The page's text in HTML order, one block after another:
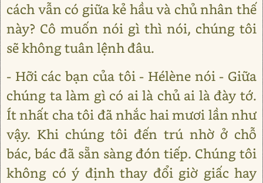
cách vẫn có giữa kẻ hầu và chủ nhân thế
này? Cô muốn nói gì thì nói, chúng tôi
sẽ không tuân lệnh đâu.
- Hỡi các bạn của tôi - Hélène nói - Giữa
chúng ta làm gì có ai là chủ ai là đày tớ.
Ít nhất cha tôi đã nhắc hai mươi lần như
vậy. Khi chúng tôi đến trú nhờ ở chỗ
bác, bác đã sẵn sàng đón tiếp. Chúng tôi
không có ý định thay đổi giờ giấc hay